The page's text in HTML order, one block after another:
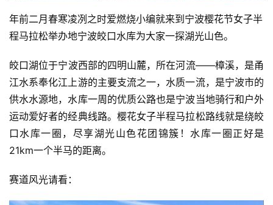
年前二月春寒凌冽之时爱燃烧小编就来到宁波樱花节女子半
程马拉松举办地宁波皎口水库为大家一探湖光山色。
皎口湖位于宁波西部的四明山麓，所在河流——樟溪，是甬
江水系奉化江上游的主要支流之一，水质一流，是宁波市的
供水水源地，水库一周的优质公路也是宁波当地骑行和户外
运动爱好者的经典线路。樱花女子半程马拉松路线就是绕皎
口水库一圈，尽享湖光山色花团锦簇！水库一圈正好是
21km一个半马的距离。
赛道风光请看：